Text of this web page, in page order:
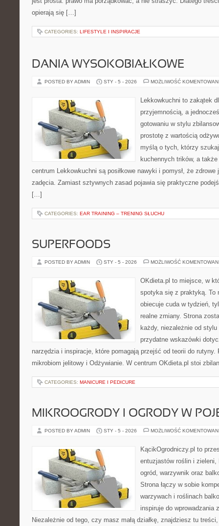
opierają się […]
CATEGORIES: LIFESTYLE I INSPIRACJE
DANIA WYSOKOBIAŁKOWE
POSTED BY ADMIN STY - 5 - 2026 MOŻLIWOŚĆ
Lekkowkuchni to zakątek
przyjemnością, a
gotowaniu w stylu
prostotę z wartością
myślą o tych, którzy
kuchennych trików, a
centrum Lekkowkuchni są posiłkowe nawyki i pomysł, że
zadęcia. Zamiast sztywnych zasad pojawia się praktyczne
[…]
CATEGORIES: EAR TRAINING – TRENING SŁUCHU
SUPERFOODS
POSTED BY ADMIN STY - 5 - 2026 MOŻLIWOŚĆ
OKdieta.pl to miejsce, w
spotyka się z praktyką. To
obiecuje cuda w tydzień,
realne zmiany. Strona
każdy, niezależnie od
przydatne wskazówki
narzędzia i inspiracje, które pomagają przejść od teorii do rutyny.
mikrobiom jelitowy i Odżywianie. W centrum OKdieta.pl stoi
CATEGORIES: MANICURE I PEDICURE
MIKROOGRODY I OGRODY W
POSTED BY ADMIN STY - 5 - 2026 MOŻLIWOŚĆ
KącikOgrodniczy.pl to
entuzjastów roślin i
ogród, warzywnik oraz
Strona łączy w sobie
warzywach i roślinach
inspiruje do wprowadzania
Niezależnie od tego, czy masz małą działkę, znajdziesz tu